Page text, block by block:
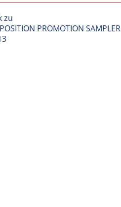
zu
PROMOTION SAMPLER